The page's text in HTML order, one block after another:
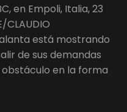
en Empoli, Italia, 23
CLAUDIO
está mostrando
de sus demandas
en la forma